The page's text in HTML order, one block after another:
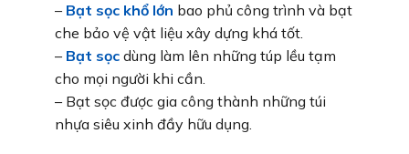
– Bạt sọc khổ lớn bao phủ công trình và bạt
che bảo vệ vật liệu xây dựng khá tốt.
– Bạt sọc dùng làm lên những túp lều tạm
cho mọi người khi cần.
– Bạt sọc được gia công thành những túi
nhựa siêu xinh đầy hữu dụng.